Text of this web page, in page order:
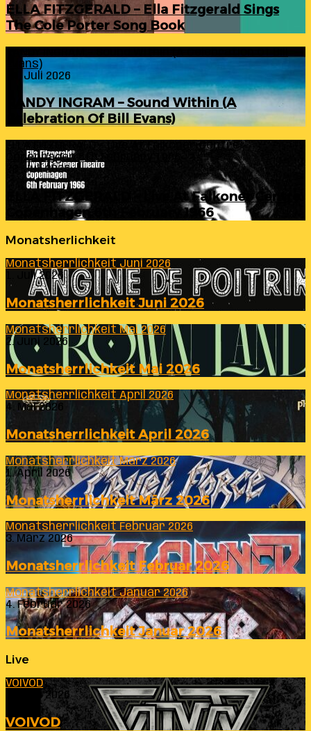
ELLA FITZGERALD – Ella Fitzgerald Sings
The Cole Porter Song Book
Evans)
24. Juli 2026
RANDY INGRAM – Sound Within (A
Celebration Of Bill Evans)
ELLA FITZGERALD – Live At Falkoner Centre
Copenhagen 6th February 1966
23. Juli 2026
ELLA FITZGERALD – Live At Falkoner Centre
Copenhagen 6th February 1966
Monatsherlichkeit
Monatsherrlichkeit Juni 2026
1. Juli 2026
Monatsherrlichkeit Juni 2026
Monatsherrlichkeit Mai 2026
2. Juni 2026
Monatsherrlichkeit Mai 2026
Monatsherrlichkeit April 2026
4. Mai 2026
Monatsherrlichkeit April 2026
Monatsherrlichkeit März 2026
1. April 2026
Monatsherrlichkeit März 2026
Monatsherrlichkeit Februar 2026
3. März 2026
Monatsherrlichkeit Februar 2026
Monatsherrlichkeit Januar 2026
4. Februar 2026
Monatsherrlichkeit Januar 2026
Live
VOIVOD
23. Juli 2026
VOIVOD